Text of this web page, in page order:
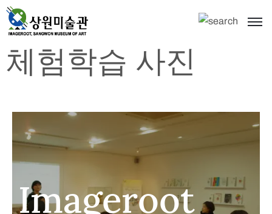
체험학습 사진
Imageroot